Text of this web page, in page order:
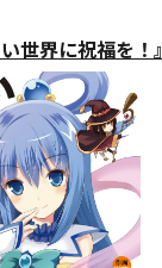
世界に祝福を！』